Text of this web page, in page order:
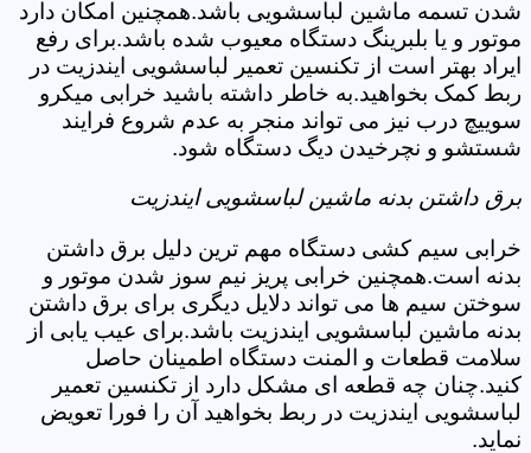
شدن تسمه ماشین لباسشویی باشد.همچنین امکان دارد
موتور و یا بلبرینگ دستگاه معیوب شده باشد.برای رفع
ایراد بهتر است از تکنسین تعمیر لباسشویی ایندزیت در
ربط کمک بخواهید.به خاطر داشته باشید خرابی میکرو
سوییچ درب نیز می تواند منجر به عدم شروع فرایند
شستشو و نچرخیدن دیگ دستگاه شود.
برق داشتن بدنه ماشین لباسشویی ایندزیت
خرابی سیم کشی دستگاه مهم ترین دلیل برق داشتن
بدنه است.همچنین خرابی پریز نیم سوز شدن موتور و
سوختن سیم ها می تواند دلایل دیگری برای برق داشتن
بدنه ماشین لباسشویی ایندزیت باشد.برای عیب یابی از
سلامت قطعات و المنت دستگاه اطمینان حاصل
کنید.چنان چه قطعه ای مشکل دارد از تکنسین تعمیر
لباسشویی ایندزیت در ربط بخواهید آن را فورا تعویض
نماید.